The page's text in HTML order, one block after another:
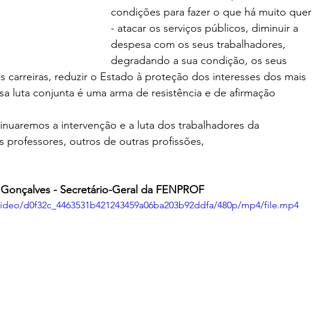
condições para fazer o que há muito quer
- atacar os serviços públicos, diminuir a
despesa com os seus trabalhadores,
degradando a sua condição, os seus
carreiras, reduzir o Estado à proteção dos interesses dos mais
luta conjunta é uma arma de resistência e de afirmação
a intervenção e a luta dos trabalhadores da
professores, outros de outras profissões,
- Secretário-Geral da FENPROF
d0f32c_4463531b421243459a06ba203b92ddfa/480p/mp4/file.mp4